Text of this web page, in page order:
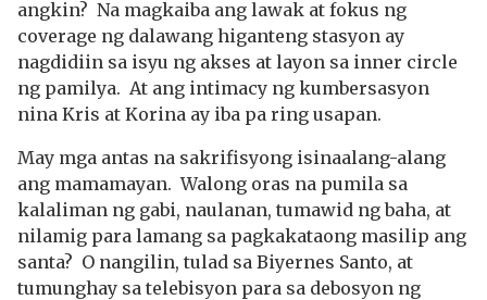
angkin? Na magkaiba ang lawak at fokus ng
coverage ng dalawang higanteng stasyon ay
nagdidiin sa isyu ng akses at layon sa inner circle
ng pamilya. At ang intimacy ng kumbersasyon
nina Kris at Korina ay iba pa ring usapan.
May mga antas na sakrifisyong isinaalang-alang
ang mamamayan. Walong oras na pumila sa
kalaliman ng gabi, naulanan, tumawid ng baha, at
nilamig para lamang sa pagkakataong masilip ang
santa? O nangilin, tulad sa Biyernes Santo, at
tumunghay sa telebisyon para sa debosyon ng